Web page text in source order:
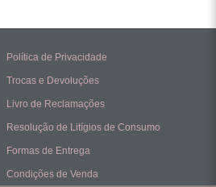
Política de Privacidade
Trocas e Devoluções
Livro de Reclamações
Resolução de Litígios de Consumo
Formas de Entrega
Condições de Venda